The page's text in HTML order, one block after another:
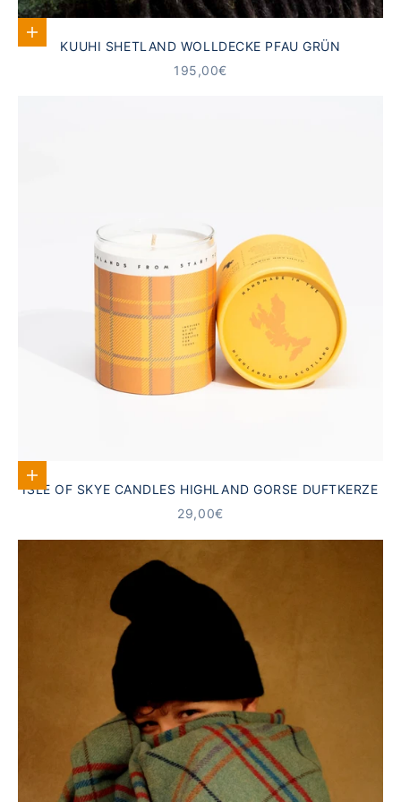
In den Warenkorb
KUUHI SHETLAND WOLLDECKE PFAU GRÜN
ANGEBOT
195,00€
In den Warenkorb
ISLE OF SKYE CANDLES HIGHLAND GORSE DUFTKERZE
ANGEBOT
29,00€